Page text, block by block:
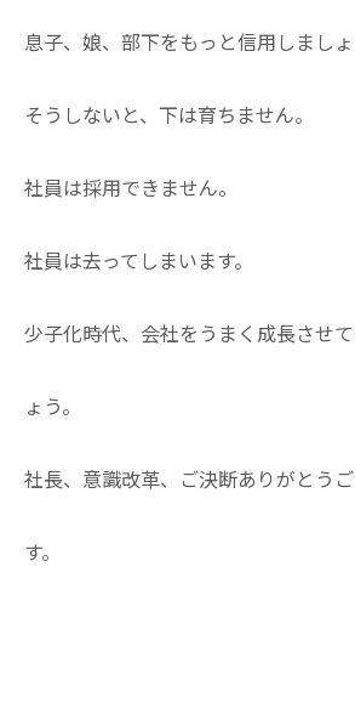
息子、娘、部下をもっと信用しましょ
そうしないと、下は育ちません。
社員は採用できません。
社員は去ってしまいます。
少子化時代、会社をうまく成長させ
ょう。
社長、意識改革、ご決断ありがとう
す。